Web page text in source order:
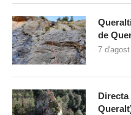
de
7
Directa